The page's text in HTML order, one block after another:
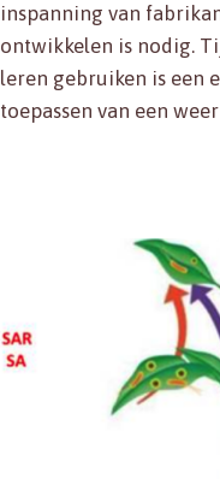
inspanning van
ontwikkelen is nodig.
leren gebruiken is een
toepassen van een